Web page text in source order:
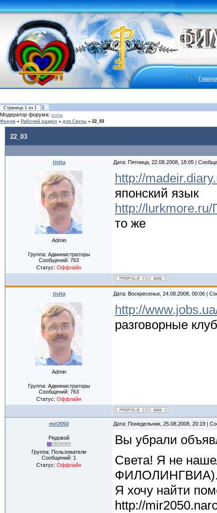
Страница 1 из 1
1
Модератор форума: sveta
Форум » Рабочий раздел » для Светы » 22_03
22_03
tivita Дата: Пятница, 22.08.2008, 18:05 |
Admin
Группа: Администраторы
Сообщений: 763
Статус: Оффлайн
http://
японский язык
http://
то же
tivita Дата: Воскресенье, 24.08.2008, 00:06 |
Admin
Группа: Администраторы
Сообщений: 763
Статус: Оффлайн
http://
разговорные
mir2050 Дата: Понедельник, 25.08.2008, 20:19 |
Рядовой
Группа: Пользователи
Сообщений: 1
Статус: Оффлайн
Вы убрали
Света! Я не
ФИЛОЛИНГВИА).
Я хочу найти
http://